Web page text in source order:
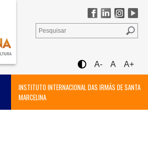
A- A A+
INSTITUTO INTERNACIONAL DAS IRMÃS DE SANTA
MARCELINA